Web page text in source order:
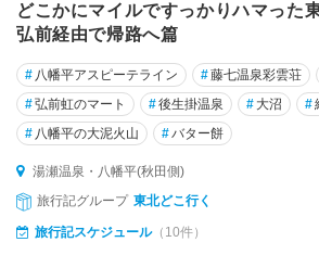
どこかにマイルですっかりハマった
弘前経由で帰路へ篇
# 八幡平アスピーテライン #藤七温泉彩雲荘
#弘前虹のマート #後生掛温泉 # 大沼 #
# 八幡平の大泥火山 #バター餅
湯瀬温泉・八幡平(秋田側)
旅行記グループ 東北どこ行く
旅行記スケジュール（10件）